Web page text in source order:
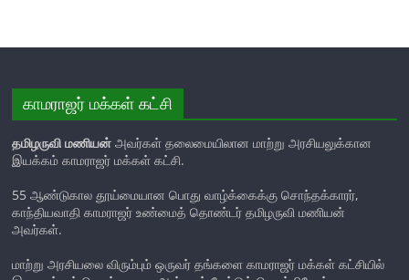
காமராஜர் மக்கள் கட்சி
தமிழருவி மணியன் அவர்கள் தலைமையிலான மாற்று அரசியலுக்கான
இயக்கம் காமராஜர் மக்கள் கட்சி.
55 ஆண்டுகால தூய்மையான பொது வாழ்க்கைக்கு சொந்தக்காரர்,
காந்தியவாதி காமராஜர் உண்மைத் தொண்டர் தமிழருவி மணியன்
அவர்கள்.
மாற்று அரசியலை விரும்பும் ஒருவர் தங்களை காமராஜர் மக்கள் கட்சியில்